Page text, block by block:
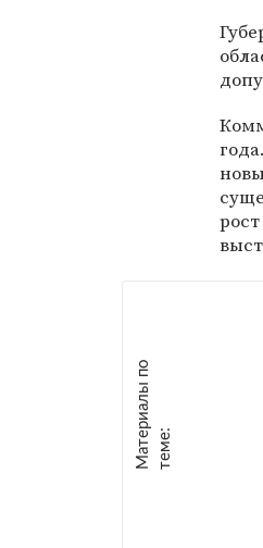
М
а
т е
р
и
а
л
ы
п
о
т
е
м
е :